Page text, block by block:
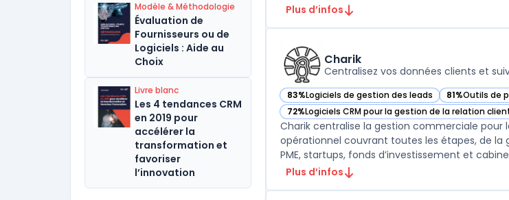
Modèle & Méthodologie
Évaluation de
Fournisseurs ou de
Logiciels : Aide au
Choix
Livre blanc
Les 4 tendances CRM
en 2019 pour
accélérer la
transformation et
favoriser
l’innovation
Plus d’infos
Charik
Centralisez vos données clients et
83%Logiciels de gestion des leads
— voir Charik dans cette catégorie 81%Outils de
— voir Charik
72%Logiciels CRM pour la gestion de la relation
— voir Charik dans cette catégorie
Charik centralise la gestion commerciale pour
opérationnel couvrant toutes les étapes, de la
PME, startups, fonds d’investissement et
Plus d’infos